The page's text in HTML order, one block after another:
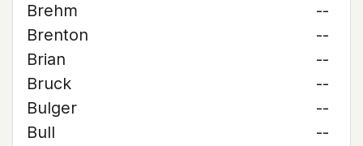
Brehm
--
Brenton
--
Brian
--
Bruck
--
Bulger
--
Bull
--